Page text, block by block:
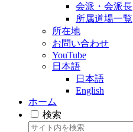
会派・会派長
所属道場一覧
所在地
お問い合わせ
YouTube
日本語
日本語
English
ホーム
検索